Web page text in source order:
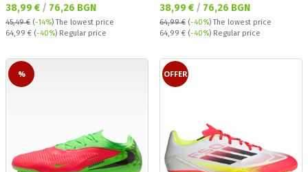
Текуща цена:
38,99 € / 76,26 BGN
45,49 € (-14%)The lowest price
Regular price:
64,99 € (-40%) Regular price
Текуща цена:
38,99 € / 76,26 BGN
64,99 € (-40%)The lowest price
Regular price:
64,99 € (-40%) Regular price
% OFFER